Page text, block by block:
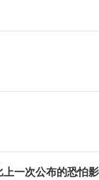
一次公布的恐怕